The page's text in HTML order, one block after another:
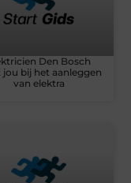
Den Bosch
jou bij het aanleggen
van elektra